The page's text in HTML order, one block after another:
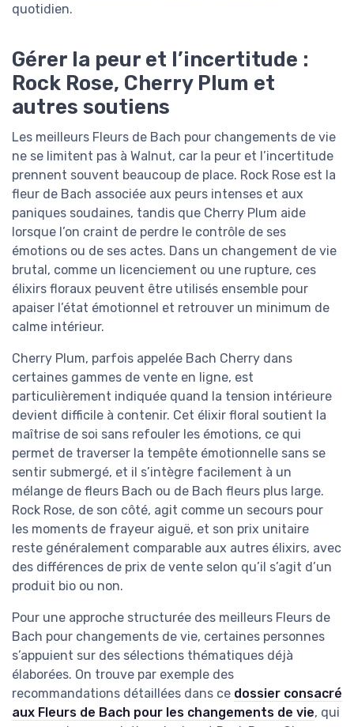
quotidien.
Gérer la peur et l’incertitude :
Rock Rose, Cherry Plum et
autres soutiens
Les meilleurs Fleurs de Bach pour changements de vie
ne se limitent pas à Walnut, car la peur et l’incertitude
prennent souvent beaucoup de place. Rock Rose est la
fleur de Bach associée aux peurs intenses et aux
paniques soudaines, tandis que Cherry Plum aide
lorsque l’on craint de perdre le contrôle de ses
émotions ou de ses actes. Dans un changement de vie
brutal, comme un licenciement ou une rupture, ces
élixirs floraux peuvent être utilisés ensemble pour
apaiser l’état émotionnel et retrouver un minimum de
calme intérieur.
Cherry Plum, parfois appelée Bach Cherry dans
certaines gammes de vente en ligne, est
particulièrement indiquée quand la tension intérieure
devient difficile à contenir. Cet élixir floral soutient la
maîtrise de soi sans refouler les émotions, ce qui
permet de traverser la tempête émotionnelle sans se
sentir submergé, et il s’intègre facilement à un
mélange de fleurs Bach ou de Bach fleurs plus large.
Rock Rose, de son côté, agit comme un secours pour
les moments de frayeur aiguë, et son prix unitaire
reste généralement comparable aux autres élixirs, avec
des différences de prix de vente selon qu’il s’agit d’un
produit bio ou non.
Pour une approche structurée des meilleurs Fleurs de
Bach pour changements de vie, certaines personnes
s’appuient sur des sélections thématiques déjà
élaborées. On trouve par exemple des
recommandations détaillées dans ce dossier consacré
aux Fleurs de Bach pour les changements de vie, qui